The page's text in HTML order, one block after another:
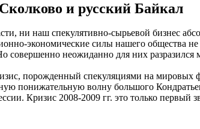
Сколково и русский Байкал
ни наш спекулятивно-сырьевой бизнес
экономические силы нашего общества не
совершенно неожиданно для них
порожденный спекуляциями на
понижательную волну большого
Кризис 2008-2009 гг. это только первый